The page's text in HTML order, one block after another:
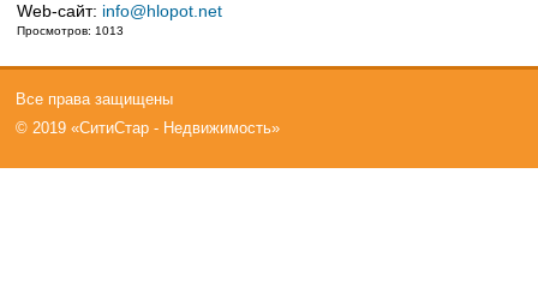
Web-сайт: info@hlopot.net
Просмотров: 1013
Все права защищены
© 2019 «СитиСтар - Недвижимость»